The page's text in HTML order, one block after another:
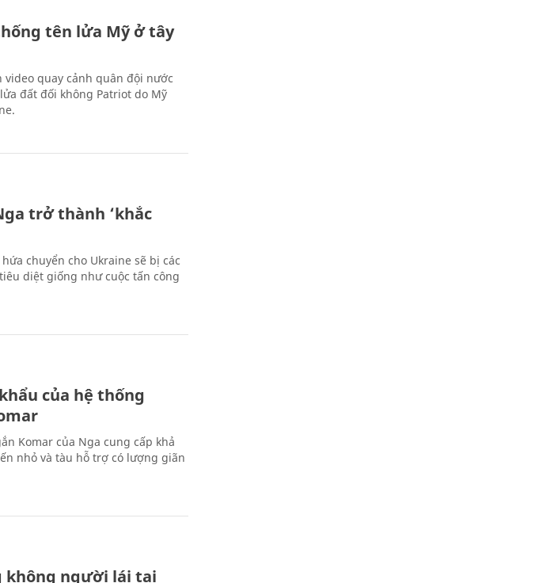
tên lửa Mỹ ở tây
video quay cảnh quân đội nước
đất đối không Patriot do Mỹ
trở thành ‘khắc
chuyển cho Ukraine sẽ bị các
diệt giống như cuộc tấn công
của hệ thống
Komar của Nga cung cấp khả
nhỏ và tàu hỗ trợ có lượng giãn
không người lái tại